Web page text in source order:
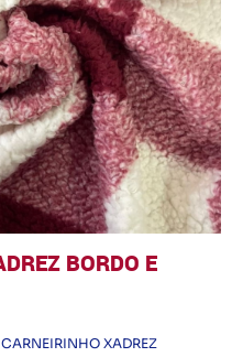
BORDO E
CARNEIRINHO XADREZ